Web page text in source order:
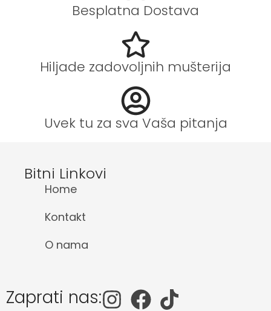
Besplatna Dostava
Hiljade zadovoljnih mušterija
Uvek tu za sva Vaša pitanja
Bitni Linkovi
Home
Kontakt
O nama
Zaprati nas: